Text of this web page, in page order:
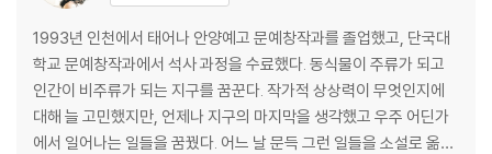
1993년 인천에서 태어나 안양예고 문예창작과를 졸업했고, 단국대
학교 문예창작과에서 석사 과정을 수료했다. 동식물이 주류가 되고
인간이 비주류가 되는 지구를 꿈꾼다. 작가적 상상력이 무엇인지에
대해 늘 고민했지만, 언제나 지구의 마지막을 생각했고 우주 어딘가
에서 일어나는 일들을 꿈꿨다. 어느 날 문득 그런 일들을 소설로 옮겨